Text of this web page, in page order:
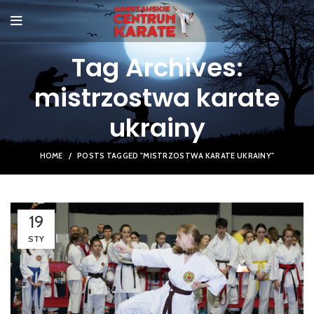
Tag Archives:
mistrzostwa karate
ukrainy
HOME POSTS TAGGED "MISTRZOSTWA KARATE UKRAINY"
19
STY